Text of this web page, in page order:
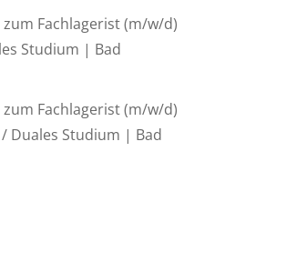
Fachlagerist (m/w/d)
Studium | Bad
Fachlagerist (m/w/d)
Duales Studium | Bad